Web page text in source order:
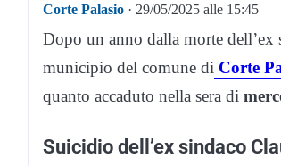
Corte Palasio · 29/05/2025 alle 15:45
Dopo un anno dalla morte dell’ex
municipio del comune di Corte
quanto accaduto nella sera di
Suicidio dell’ex sindaco